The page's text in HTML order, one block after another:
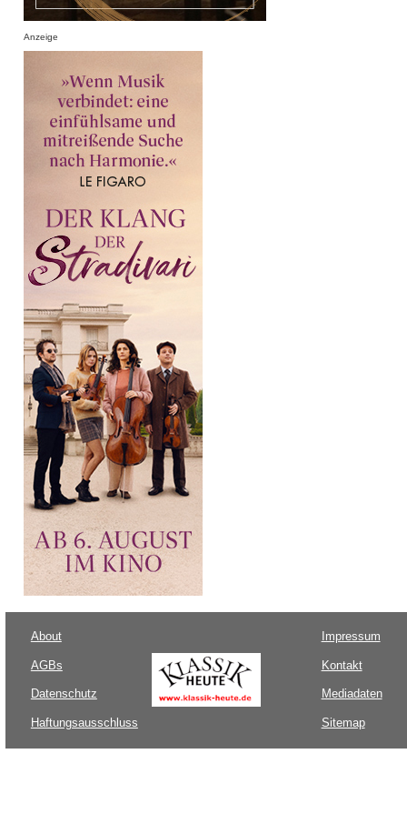
Anzeige
About
AGBs
Datenschutz
Haftungsausschluss
Impressum
Kontakt
Mediadaten
Sitemap